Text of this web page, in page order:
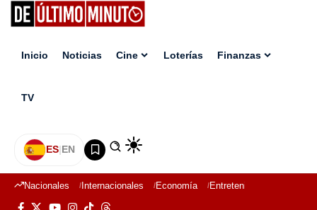
Inicio Noticias Cine Loterías Finanzas
TV
ES|EN
Nacionales Internacionales Economía Entretenimiento